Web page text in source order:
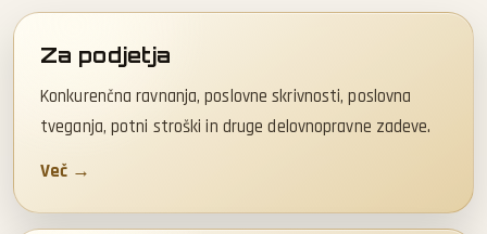
Za podjetja
Konkurenčna ravnanja, poslovne skrivnosti, poslovna
tveganja, potni stroški in druge delovnopravne zadeve.
Več →